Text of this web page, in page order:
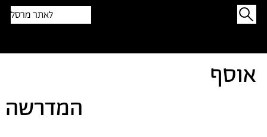
לאתר מרסל
המדרשה
אוסף